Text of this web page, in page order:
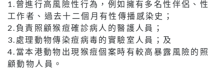
1.曾進行高風險性行為，例如擁有多名性伴侶、性
工作者、過去十二個月有性傳播感染史；
2.負責照顧猴痘確診病人的醫護人員；
3.處理動物傳染痘病毒的實驗室人員；及
4.當本港動物出現猴痘個案時有較高暴露風險的照
顧動物人員。